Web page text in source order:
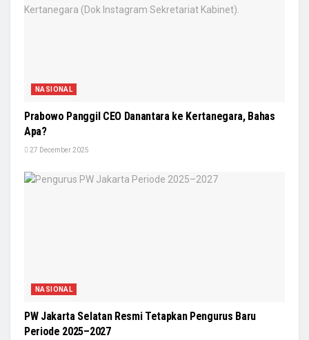
NASIONAL
Prabowo Panggil CEO Danantara ke Kertanegara, Bahas
Apa?
27 December 2025
NASIONAL
PW Jakarta Selatan Resmi Tetapkan Pengurus Baru
Periode 2025–2027